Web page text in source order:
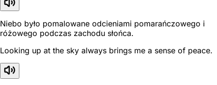
Niebo było pomalowane odcieniami pomarańczowego i
różowego podczas zachodu słońca.
Looking up at the sky always brings me a sense of peace.